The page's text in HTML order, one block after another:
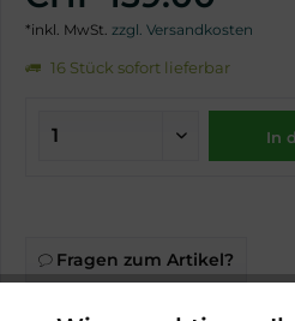
*inkl. MwSt. zzgl. Versandkosten
16 Stück sofort lieferbar
In
Fragen zum Artikel?